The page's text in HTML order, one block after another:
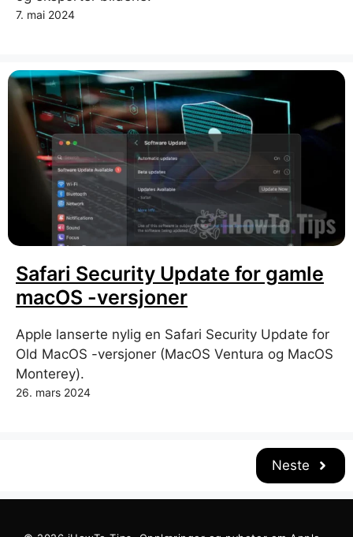
7. mai 2024
Safari Security Update for gamle
macOS -versjoner
Apple lanserte nylig en Safari Security Update for
Old MacOS -versjoner (MacOS Ventura og MacOS
Monterey).
26. mars 2024
Neste